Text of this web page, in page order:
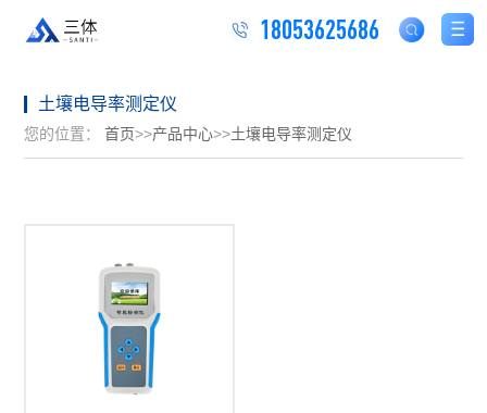
18053625686
土壤电导率测定仪
您的位置： 首页>>产品中心>>土壤电导率测定仪